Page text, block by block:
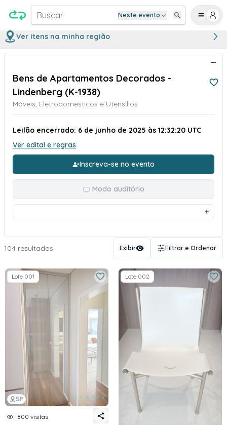
Buscar Neste evento
Ver itens na minha região
Bens de Apartamentos Decorados -
Lindenberg (K-1938)
Móveis, Eletrodomesticos e Utensílios
Leilão encerrado: 6 de junho de 2025 às 12:32:20 UTC
Ver edital e regras
Inscreva-se no evento
Modo auditório
104 resultados Exibir Filtrar e Ordenar
SP
Lote 001
800 visitas
Lote 002